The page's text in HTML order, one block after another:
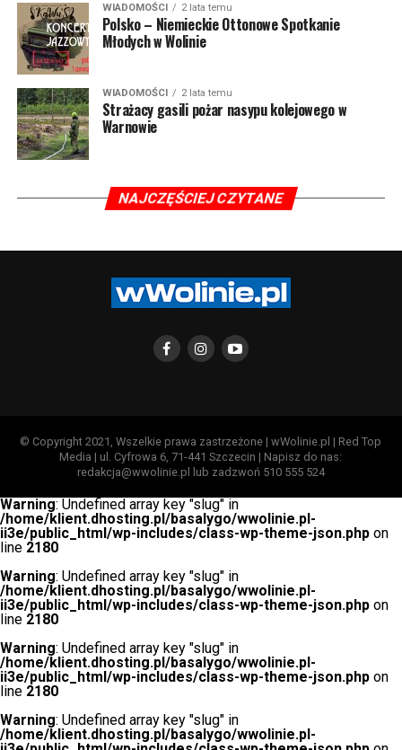
WIADOMOŚCI 2 lata temu
Polsko – Niemieckie Ottonowe Spotkanie
Młodych w Wolinie
WIADOMOŚCI 2 lata temu
Strażacy gasili pożar nasypu kolejowego w
Warnowie
NAJCZĘŚCIEJ CZYTANE
© Copyright 2021, Wszelkie prawa zastrzeżone | wWolinie.pl | Red Top
Media | ul. Cyfrowa 6, 71-441 Szczecin | Napisz do nas:
redakcja@wwolinie.pl lub zadzwoń 510 555 524
Warning: Undefined array key "slug" in
/home/klient.dhosting.pl/basalygo/wwolinie.pl-
ii3e/public_html/wp-includes/class-wp-theme-json.php on
line 2180
Warning: Undefined array key "slug" in
/home/klient.dhosting.pl/basalygo/wwolinie.pl-
ii3e/public_html/wp-includes/class-wp-theme-json.php on
line 2180
Warning: Undefined array key "slug" in
/home/klient.dhosting.pl/basalygo/wwolinie.pl-
ii3e/public_html/wp-includes/class-wp-theme-json.php on
line 2180
Warning: Undefined array key "slug" in
/home/klient.dhosting.pl/basalygo/wwolinie.pl-